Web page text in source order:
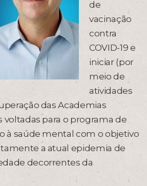
de
vacinação
contra
COVID-19 e
iniciar (por
meio de
atividades
das Academias
voltadas para o programa de
à saúde mental com o objetivo
a atual epidemia de
decorrentes da